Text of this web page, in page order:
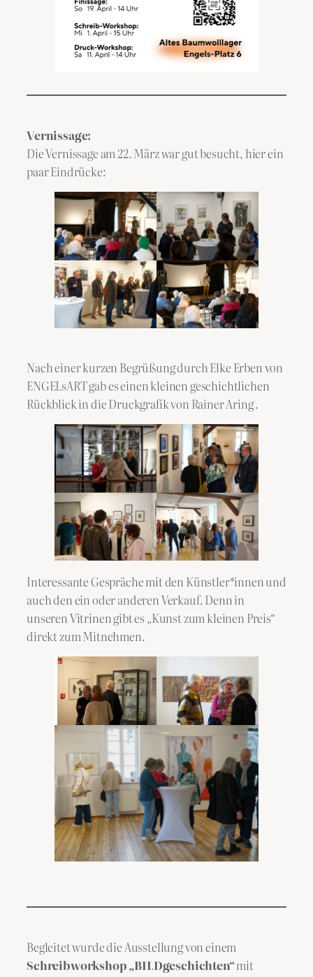
Vernissage:
Die Vernissage am 22. März war gut besucht, hier ein
paar Eindrücke:
Nach einer kurzen Begrüßung durch Elke Erben von
ENGELsART gab es einen kleinen geschichtlichen
Rückblick in die Druckgrafik von Rainer Aring .
Interessante Gespräche mit den Künstler*innen und
auch den ein oder anderen Verkauf. Denn in
unseren Vitrinen gibt es „Kunst zum kleinen Preis“
direkt zum Mitnehmen.
Begleitet wurde die Ausstellung von einem
Schreibworkshop „BILDgeschichten“mit